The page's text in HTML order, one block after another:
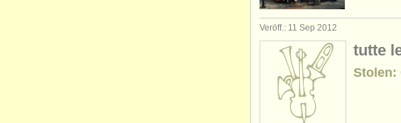
Veröff.: 11 Sep 2012
tutte
Stolen: